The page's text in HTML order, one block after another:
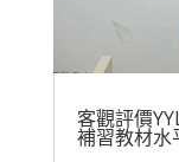
客觀評價
補習教材水